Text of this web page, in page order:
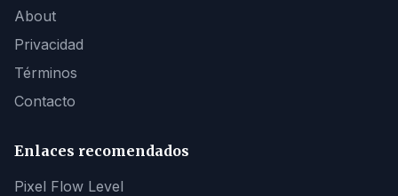
About
Privacidad
Términos
Contacto
Enlaces recomendados
Pixel Flow Level